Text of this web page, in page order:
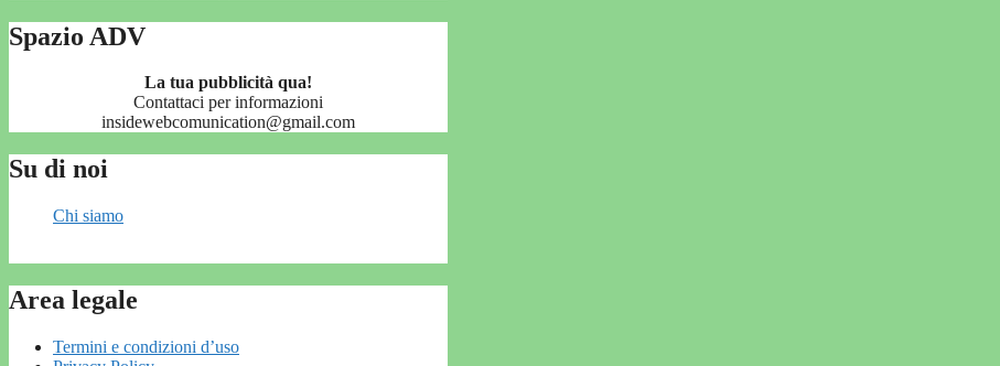
Spazio ADV
La tua pubblicità qua!
Contattaci per informazioni
insidewebcomunication@gmail.com
Su di noi
Chi siamo
Area legale
Termini e condizioni d’uso